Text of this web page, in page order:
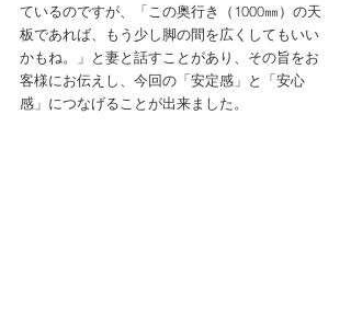
ているのですが、「この奥行き（1000㎜）の天
板であれば、もう少し脚の間を広くしてもいい
かもね。」と妻と話すことがあり、その旨をお
客様にお伝えし、今回の「安定感」と「安心
感」につなげることが出来ました。